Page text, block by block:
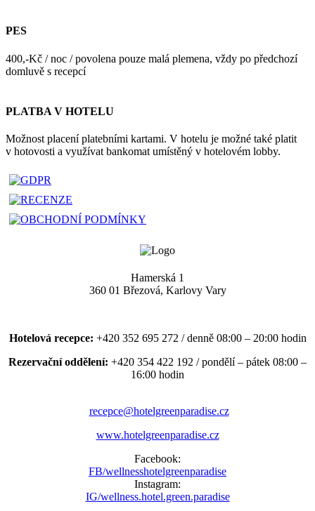
PES
400,-Kč / noc / povolena pouze malá plemena, vždy po předchozí
domluvě s recepcí
PLATBA V HOTELU
Možnost placení platebními kartami. V hotelu je možné také platit
v hotovosti a využívat bankomat umístěný v hotelovém lobby.
Hamerská 1
360 01 Březová, Karlovy Vary
Hotelová recepce: +420 352 695 272 / denně 08:00 – 20:00 hodin
Rezervační oddělení: +420 354 422 192 / pondělí – pátek 08:00 –
16:00 hodin
recepce@hotelgreenparadise.cz
www.hotelgreenparadise.cz
Facebook:
FB/wellnesshotelgreenparadise
Instagram:
IG/wellness.hotel.green.paradise